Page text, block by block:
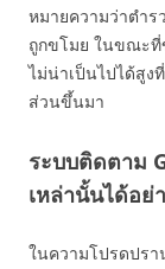
หมายความว่าตำ
ถูกขโมย ในขณะที่
ไม่น่าเป็นไปได้สู
ส่วนขึ้นมา
ระบบติดตาม
เหล่านั้นได้อย่
ในความโปรดปร